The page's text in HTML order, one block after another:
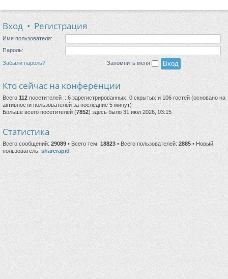
Вход • Регистрация
Имя пользователя:
Пароль:
Забыли пароль? Запомнить меня
Кто сейчас на конференции
Всего 112 посетителей :: 6 зарегистрированных, 0 скрытых и 106 гостей (основано на
активности пользователей за последние 5 минут)
Больше всего посетителей (7852) здесь было 31 июл 2026, 03:15
Статистика
Всего сообщений: 29089 • Всего тем: 18823 • Всего пользователей: 2885 • Новый
пользователь: sharerapid